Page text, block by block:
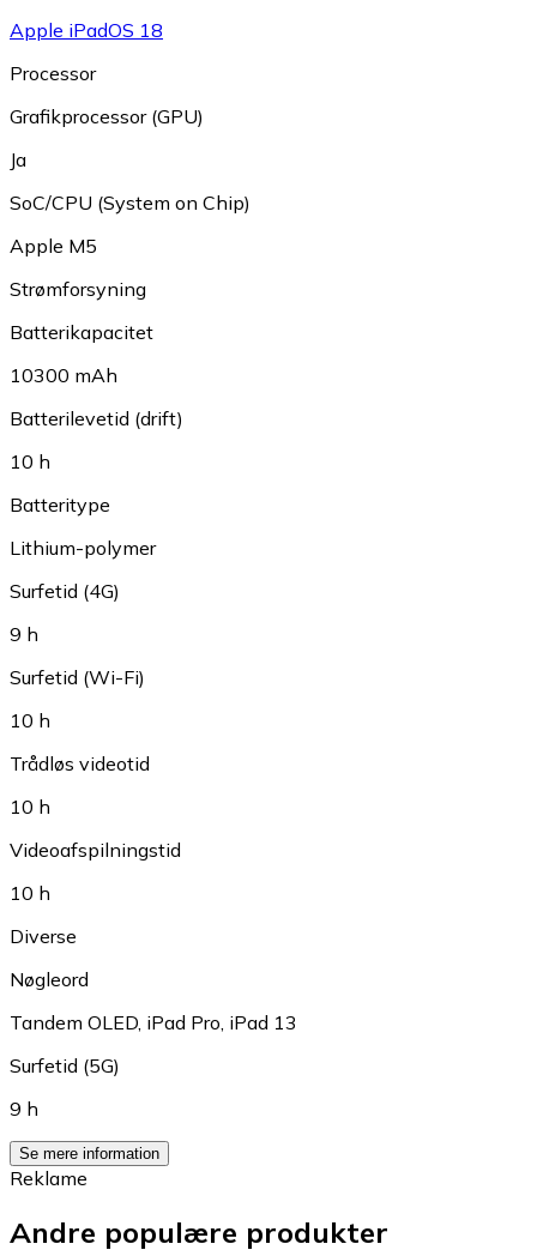
Apple iPadOS 18
Processor
Grafikprocessor (GPU)
Ja
SoC/CPU (System on Chip)
Apple M5
Strømforsyning
Batterikapacitet
10300 mAh
Batterilevetid (drift)
10 h
Batteritype
Lithium-polymer
Surfetid (4G)
9 h
Surfetid (Wi-Fi)
10 h
Trådløs videotid
10 h
Videoafspilningstid
10 h
Diverse
Nøgleord
Tandem OLED iPad Pro iPad 13
Surfetid (5G)
9 h
Se mere information
Reklame
Andre populære produkter